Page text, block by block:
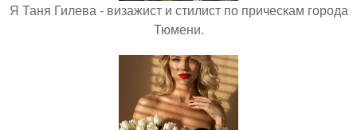
Я Таня Гилева - визажист и стилист по прическам города
Тюмени.